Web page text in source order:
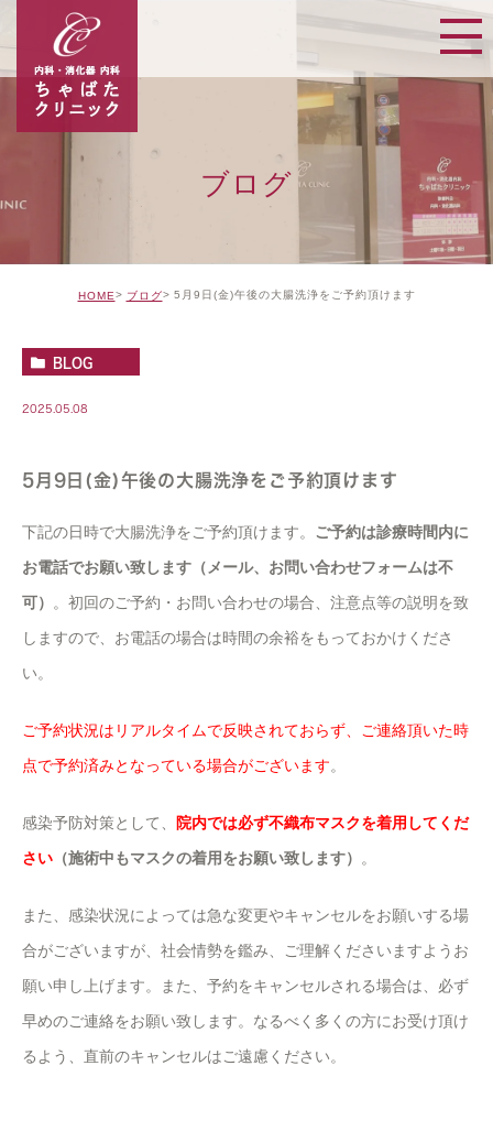
ブログ
HOME ブログ 5月9日(金)午後の大腸洗浄をご予約頂けます
BLOG
2025.05.08
5月9日(金)午後の大腸洗浄をご予約頂けます
下記の日時で大腸洗浄をご予約頂けます。 ご予約は診療時間内に
お電話でお願い致します（メール、お問い合わせフォームは不
可）
。初回のご予約・お問い合わせの場合、注意点等の説明を致
しますので、お電話の場合は時間の余裕をもっておかけくださ
い。
ご予約状況はリアルタイムで反映されておらず、ご連絡頂いた時
点で予約済みとなっている場合がございます。
感染予防対策として、
院内では必ず不織布マスクを着用してくだ
さい （施術中もマスクの着用をお願い致します） 。
また、感染状況によっては急な変更やキャンセルをお願いする場
合がございますが、社会情勢を鑑み、ご理解くださいますようお
願い申し上げます。また、予約をキャンセルされる場合は、必ず
早めのご連絡をお願い致します。なるべく多くの方にお受け頂け
るよう、直前のキャンセルはご遠慮ください。